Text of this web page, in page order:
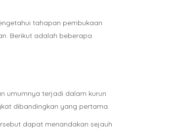
tahapan pembukaan
Berikut adalah beberapa
umumnya terjadi dalam kurun
dibandingkan yang pertama.
dapat menandakan sejauh